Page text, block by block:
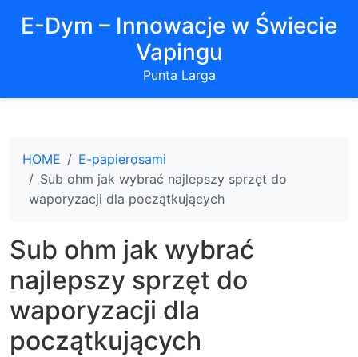
E-Dym – Innowacje w Świecie
Vapingu
Punta Larga
HOME
E-papierosami
Sub ohm jak wybrać najlepszy sprzęt do
waporyzacji dla początkujących
Sub ohm jak wybrać
najlepszy sprzęt do
waporyzacji dla
początkujących